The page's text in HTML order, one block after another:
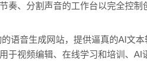
奏、分割声音的工作台以完全控制
语音生成网站，提供逼真的AI文
于视频编辑、在线学习和培训、